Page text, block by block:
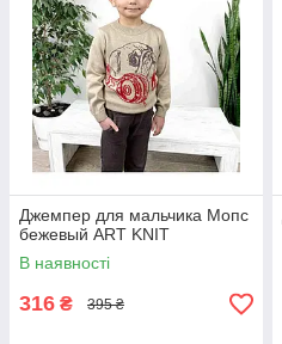
Джемпер для мальчика Мопс
бежевый ART KNIT
В наявності
316 ₴ 395 ₴